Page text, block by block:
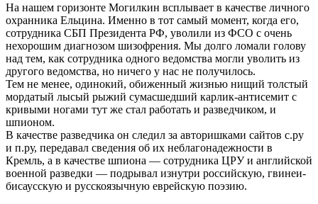
На нашем горизонте Могилкин всплывает в качестве личного
охранника Ельцина. Именно в тот самый момент, когда его,
сотрудника СБП Президента РФ, уволили из ФСО с очень
нехорошим диагнозом шизофрения. Мы долго ломали голову
над тем, как сотрудника одного ведомства могли уволить из
другого ведомства, но ничего у нас не получилось.
Тем не менее, одинокий, обиженный жизнью нищий толстый
мордатый лысый рыжий сумасшедший карлик-антисемит с
кривыми ногами тут же стал работать и разведчиком, и
шпионом.
В качестве разведчика он следил за авторишками сайтов с.ру
и п.ру, передавал сведения об их неблагонадежности в
Кремль, а в качестве шпиона — сотрудника ЦРУ и английской
военной разведки — подрывал изнутри российскую, гвинеи-
бисаусскую и русскоязычную еврейскую поэзию.